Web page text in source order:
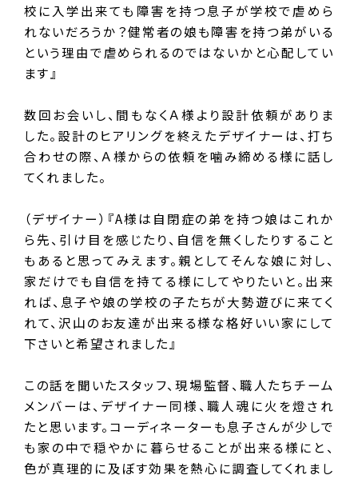
校に入学出来ても障害を持つ息子が学校で虐めら
れないだろうか？健常者の娘も障害を持つ弟がいる
という理由で虐められるのではないかと心配してい
ます』
数回お会いし、間もなくＡ様より設計依頼がありま
した。設計のヒアリングを終えたデザイナーは、打ち
合わせの際、Ａ様からの依頼を噛み締める様に話し
てくれました。
（デザイナー）『A様は自閉症の弟を持つ娘はこれか
ら先、引け目を感じたり、自信を無くしたりすること
もあると思ってみえます。親としてそんな娘に対し、
家だけでも自信を持てる様にしてやりたいと。出来
れば、息子や娘の学校の子たちが大勢遊びに来てく
れて、沢山のお友達が出来る様な格好いい家にして
下さいと希望されました』
この話を聞いたスタッフ、現場監督、職人たちチーム
メンバーは、デザイナー同様、職人魂に火を燈され
たと思います。コーディネーターも息子さんが少しで
も家の中で穏やかに暮らせることが出来る様にと、
色が真理的に及ぼす効果を熱心に調査してくれまし